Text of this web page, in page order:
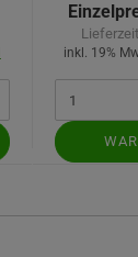
inkl. 19%